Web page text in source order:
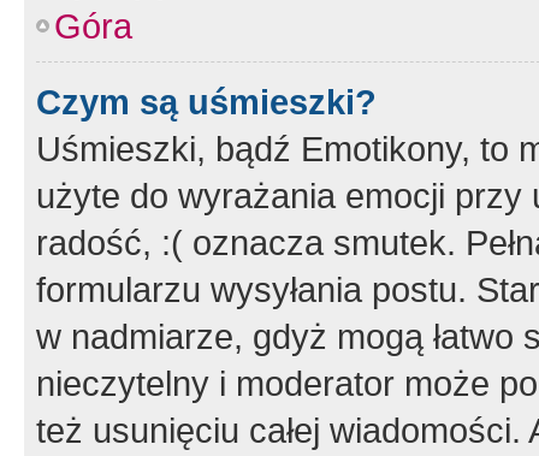
Góra
Czym są uśmieszki?
Uśmieszki, bądź Emotikony, to
użyte do wyrażania emocji
radość, :( oznacza smutek.
formularzu wysyłania postu.
w nadmiarze, gdyż mogą
nieczytelny i moderator może
też usunięciu całej